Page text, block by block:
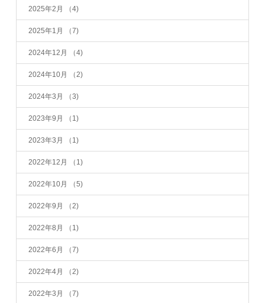
2025年2月 （4)
2025年1月 （7)
2024年12月 （4)
2024年10月 （2)
2024年3月 （3)
2023年9月 （1)
2023年3月 （1)
2022年12月 （1)
2022年10月 （5)
2022年9月 （2)
2022年8月 （1)
2022年6月 （7)
2022年4月 （2)
2022年3月 （7)